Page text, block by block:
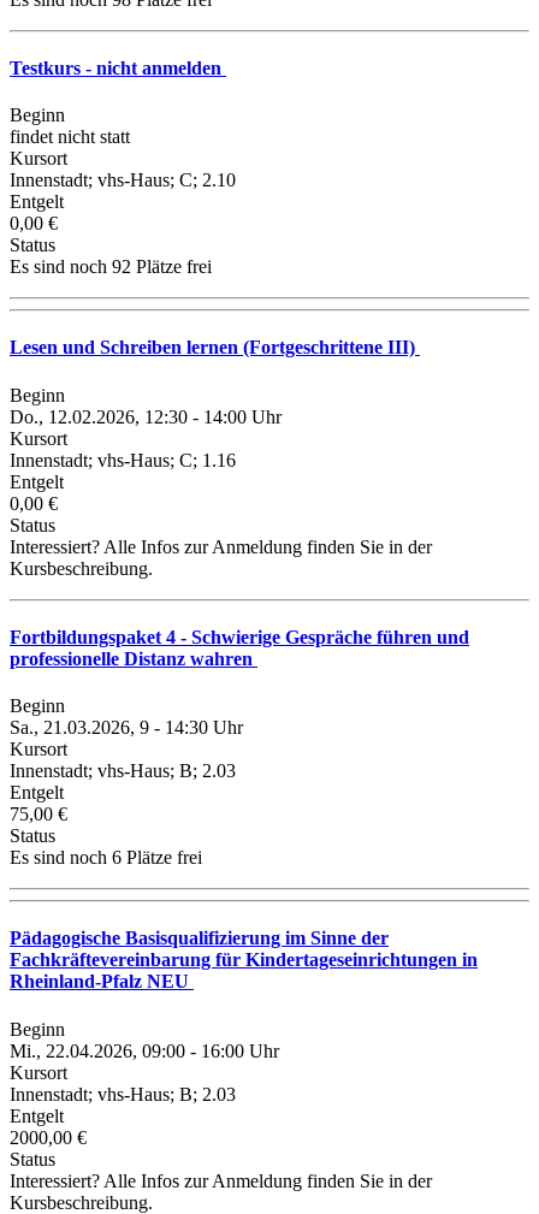
Testkurs - nicht anmelden
Beginn
findet nicht statt
Kursort
Innenstadt; vhs-Haus; C; 2.10
Entgelt
0,00 €
Status
Es sind noch 92 Plätze frei
Lesen und Schreiben lernen (Fortgeschrittene III)
Beginn
Do., 12.02.2026, 12:30 - 14:00 Uhr
Kursort
Innenstadt; vhs-Haus; C; 1.16
Entgelt
0,00 €
Status
Interessiert? Alle Infos zur Anmeldung finden Sie in der
Kursbeschreibung.
Fortbildungspaket 4 - Schwierige Gespräche führen und
professionelle Distanz wahren
Beginn
Sa., 21.03.2026, 9 - 14:30 Uhr
Kursort
Innenstadt; vhs-Haus; B; 2.03
Entgelt
75,00 €
Status
Es sind noch 6 Plätze frei
Pädagogische Basisqualifizierung im Sinne der
Fachkräftevereinbarung für Kindertageseinrichtungen in
Rheinland-Pfalz NEU
Beginn
Mi., 22.04.2026, 09:00 - 16:00 Uhr
Kursort
Innenstadt; vhs-Haus; B; 2.03
Entgelt
2000,00 €
Status
Interessiert? Alle Infos zur Anmeldung finden Sie in der
Kursbeschreibung.